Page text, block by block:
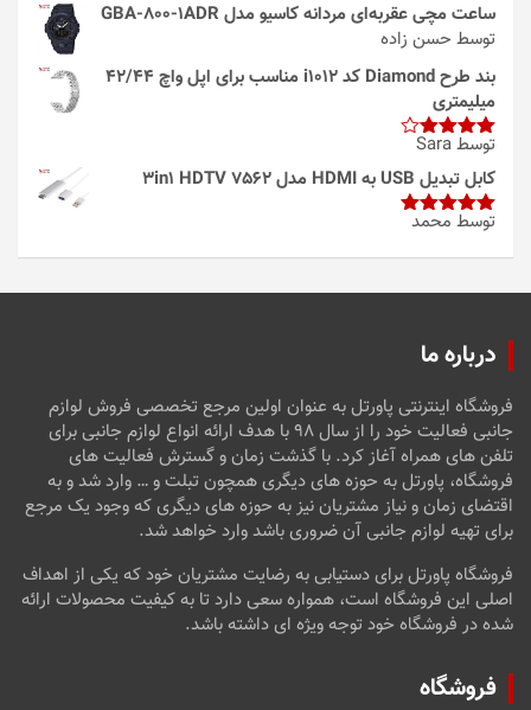
ساعت مچی عقربه‌ای مردانه کاسیو مدل GBA-800-1ADR
توسط حسن زاده
بند طرح Diamond کد i1012 مناسب برای اپل واچ 42/44
میلیمتری
امتیاز4
از 5
توسط Sara
کابل تبدیل USB به HDMI مدل 3in1 HDTV 7562
امتیاز5از
توسط محمد
درباره ما
فروشگاه اینترنتی پاورتل به عنوان اولین مرجع تخصصی فروش لوازم
جانبی فعالیت خود را از سال ۹۸ با هدف ارائه انواع لوازم جانبی برای
تلفن های همراه آغاز کرد. با گذشت زمان و گسترش فعالیت های
فروشگاه، پاورتل به حوزه های دیگری همچون تبلت و … وارد شد و به
اقتضای زمان و نیاز مشتریان نیز به حوزه های دیگری که وجود یک مرجع
برای تهیه لوازم جانبی آن ضروری باشد وارد خواهد شد.
فروشگاه پاورتل برای دستیابی به رضایت مشتریان خود که یکی از اهداف
اصلی این فروشگاه است، همواره سعی دارد تا به کیفیت محصولات ارائه
شده در فروشگاه خود توجه ویژه ای داشته باشد.
فروشگاه